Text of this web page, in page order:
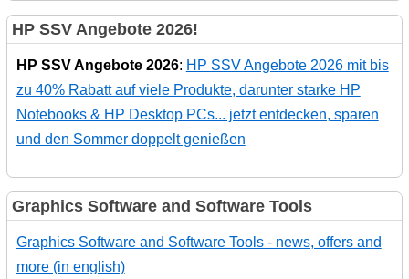
HP SSV Angebote 2026!
HP SSV Angebote 2026: HP SSV Angebote 2026 mit bis
zu 40% Rabatt auf viele Produkte, darunter starke HP
Notebooks & HP Desktop PCs... jetzt entdecken, sparen
und den Sommer doppelt genießen
Graphics Software and Software Tools
Graphics Software and Software Tools - news, offers and
more (in english)